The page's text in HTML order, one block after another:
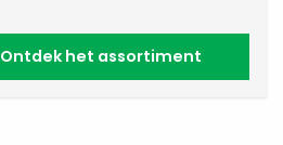
Ontdek het assortiment